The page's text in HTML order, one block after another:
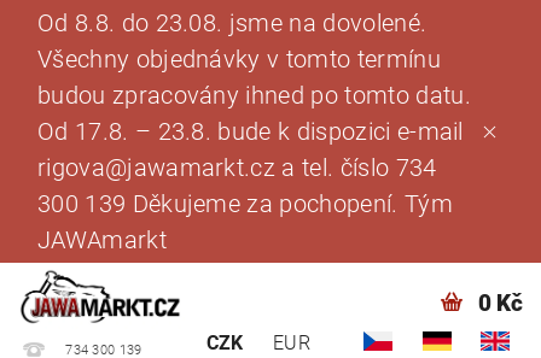
Od 8.8. do 23.08. jsme na dovolené.
Všechny objednávky v tomto termínu
budou zpracovány ihned po tomto datu.
Od 17.8. – 23.8. bude k dispozici e-mail
rigova@jawamarkt.cz a tel. číslo 734
300 139 Děkujeme za pochopení. Tým
JAWAmarkt
734 300 139 CZK EUR
0 Kč